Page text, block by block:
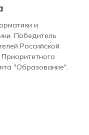
и
Победитель
Российской
"Образование".